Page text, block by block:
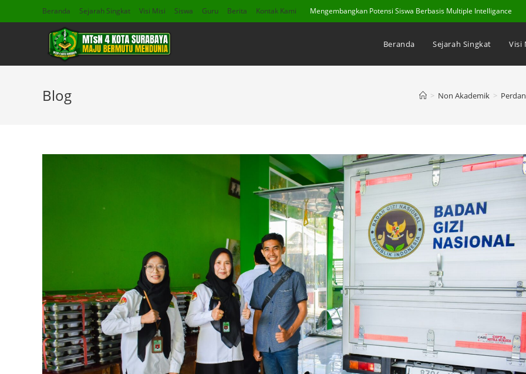
Beranda Sejarah Singkat Visi Misi Siswa Guru Berita Kontak Kami Mengembangkan Potensi Siswa Berbasis Multiple Intelligance
Beranda Sejarah Singkat Visi
Blog > Non Akademik >